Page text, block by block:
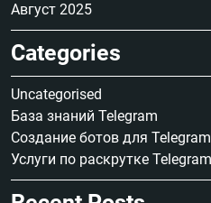
Август 2025
Categories
Uncategorised
База знаний Telegram
Создание ботов для Telegram
Услуги по раскрутке